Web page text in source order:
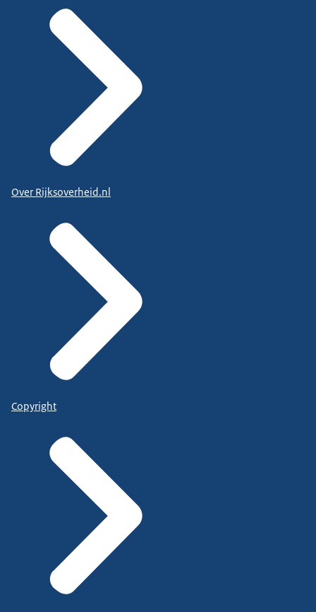
Over Rijksoverheid.nl
Copyright